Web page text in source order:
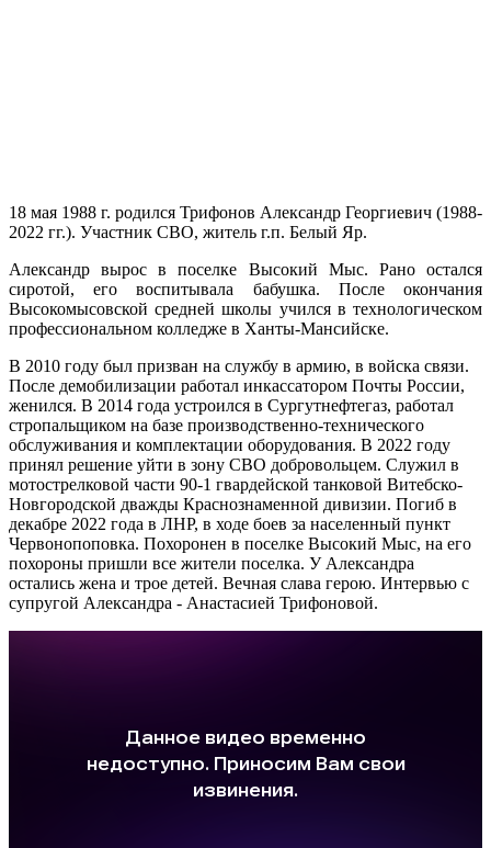
18 мая 1988 г. родился Трифонов Александр Георгиевич (1988-
2022 гг.). Участник СВО, житель г.п. Белый Яр.
Александр вырос в поселке Высокий Мыс. Рано остался
сиротой, его воспитывала бабушка. После окончания
Высокомысовской средней школы учился в технологическом
профессиональном колледже в Ханты-Мансийске.
В 2010 году был призван на службу в армию, в войска связи.
После демобилизации работал инкассатором Почты России,
женился. В 2014 года устроился в Сургутнефтегаз, работал
стропальщиком на базе производственно-технического
обслуживания и комплектации оборудования. В 2022 году
принял решение уйти в зону СВО добровольцем. Служил в
мотострелковой части 90-1 гвардейской танковой Витебско-
Новгородской дважды Краснознаменной дивизии. Погиб в
декабре 2022 года в ЛНР, в ходе боев за населенный пункт
Червонопоповка. Похоронен в поселке Высокий Мыс, на его
похороны пришли все жители поселка. У Александра
остались жена и трое детей. Вечная слава герою. Интервью с
супругой Александра - Анастасией Трифоновой.